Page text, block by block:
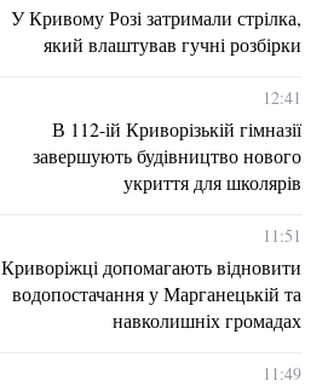
У Кривому Розі затримали стрілка,
який влаштував гучні розбірки
12:41
В 112-ій Криворізькій гімназії
завершують будівництво нового
укриття для школярів
11:51
Криворіжці допомагають відновити
водопостачання у Марганецькій та
навколишніх громадах
11:49